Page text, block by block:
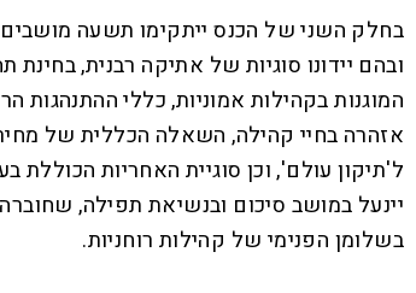
בחלק השני של הכנס ייתקימו תשעה
ובהם יידונו סוגיות של אתיקה רבנית, בחינת
המוגנות בקהילות אמוניות, כללי ההתנהגות
אזהרה בחיי קהילה, השאלה הכללית של
ל'תיקון עולם', וכן סוגיית האחריות הכוללת
יינעל במושב סיכום ובנשיאת תפילה,
בשלומן הפנימי של קהילות רוחניות.